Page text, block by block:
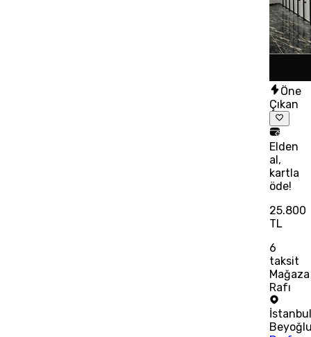
Öne
Çıkan
Elden
al,
kartla
öde!
25.800
TL
6
taksit
Mağaza
Rafı
İstanbul